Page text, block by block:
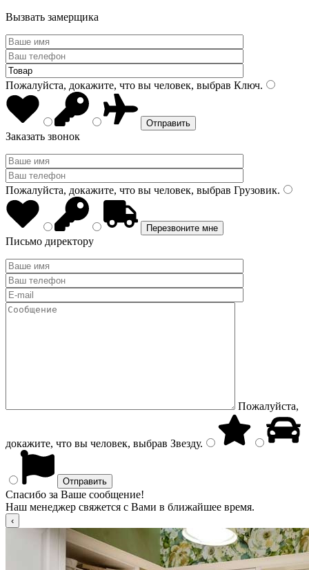
Вызвать замерщика
Пожалуйста, докажите, что вы человек, выбрав Ключ.
Заказать звонок
Пожалуйста, докажите, что вы человек, выбрав Грузовик.
Письмо директору
Пожалуйста,
докажите, что вы человек, выбрав Звезду.
Спасибо за Ваше сообщение!
Наш менеджер свяжется с Вами в ближайшее время.